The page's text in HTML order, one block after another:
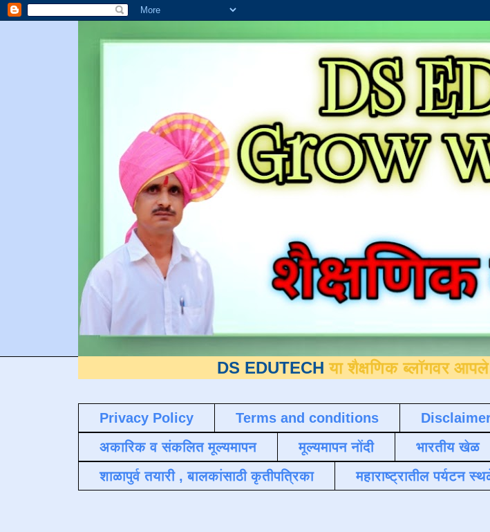
DS EDUTECH या शैक्षणिक ब्लॉगवर आपले स्वागत आहे
Privacy Policy Terms and conditions
अकारिक व संकलित मूल्यमापन
मूल्यमापन नोंदी भारतीय खेळ
शाळापुर्व तयारी , बालकांसाठी कृतीपत्रिका
महाराष्ट्रातील पर्यटन